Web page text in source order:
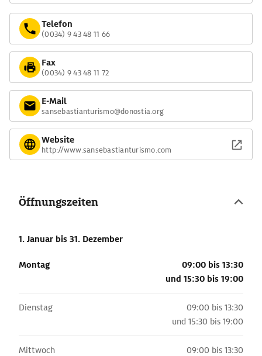
Telefon
(0034) 9 43 48 11 66
Fax
(0034) 9 43 48 11 72
E-Mail
sansebastianturismo@donostia.org
Website
http://www.sansebastianturismo.com
Öffnungszeiten
1. Januar bis 31. Dezember
Montag
09:00 bis 13:30
und 15:30 bis 19:00
Dienstag
09:00 bis 13:30
und 15:30 bis 19:00
Mittwoch
09:00 bis 13:30